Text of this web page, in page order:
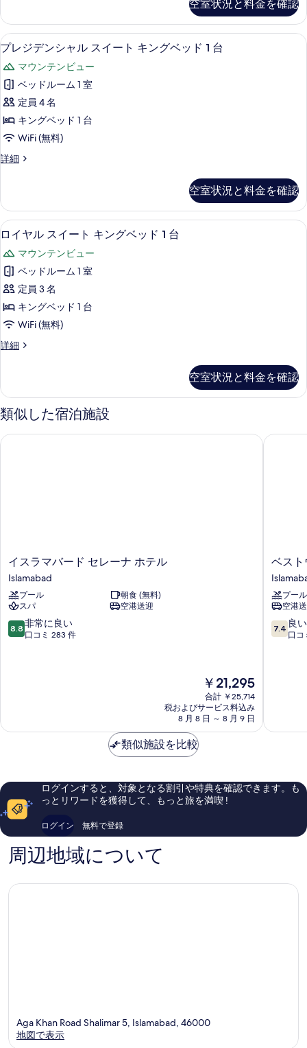
る
台
の
す
べ
て
の
写
真
を
示
す
る
台
の
詳
細
イ
ー
ト
キ
ン
グ
ベ
ッ
ド
の
す
べ
て
の
写
真
を
表
す
る
テ
ィ
ブ
イ
ー
キ
ン
グ
ベ
ッ
の
詳
細
空室状況と料金を確認
プ
レ
ジ
デ
ン
シ
ャ
ル
イ
ー
ト
キ
ン
グ
ベ
ッ
ド
の
す
べ
す
る
プレジデンシャル スイート キング
6
プレジデンシャル スイート キングベッド 1 台
マウンテンビュー
ベッドルーム 1 室
定員 4 名
キングベッド 1 台
WiFi (無料)
詳細
プ
ン
シ
ャ
ス
イ
ト
キ
ン
グ
ベ
台
の
詳
空室状況と料金を確認
ロ
ヤ
ル
ス
イ
ー
ト
ン
グ
ベ
ッ
て
の
写
真
を
ロイヤル スイート キングベッド 1
3
ロイヤル スイート キングベッド 1 台
マウンテンビュー
ベッドルーム 1 室
定員 3 名
キングベッド 1 台
WiFi (無料)
詳細
ロ
ス
イ
ー
キ
空室状況と料金を確認
類似した宿泊施設
イ
ス
ラ
マ
バ
ー
ド
Islamabad
イスラマバード セレーナ ホテル
Islamabad
プール
朝食 (無料)
スパ
空港送迎
10
段
い、
283
件
の
コ
ミ
8.8 非常に良い
口コミ 283 件
現
在
の
料
金
￥21,295
合計 ￥25,714
税およびサービス料込み
8 月 8 日 ～ 8 月 9 日
イスラマバード セレーナ ホテル
ベ
ス
ト
ウ
ェ
ス
タ
ラ
ド
ベスト
プール
空港
10
段
ミ
の
口
7.4 良い
口コ
ベスト
類似施設を比較
ログインすると、対象となる割引や特典を確認できます。も
っとリワードを獲得して、もっと旅を満喫 !
ログイン 無料で登録
周辺地域について
Aga Khan Road Shalimar 5, Islamabad, 46000
地図で表示